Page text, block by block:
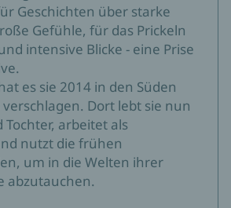
Geschichten über starke
Gefühle, für das Prickeln
intensive Blicke - eine Prise
es sie 2014 in den Süden
Dort lebt sie nun
arbeitet als
nutzt die frühen
um in die Welten ihrer
abzutauchen.